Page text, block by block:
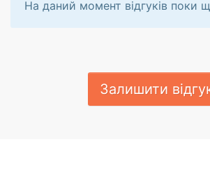
На даний момент відгуків поки
Залишити